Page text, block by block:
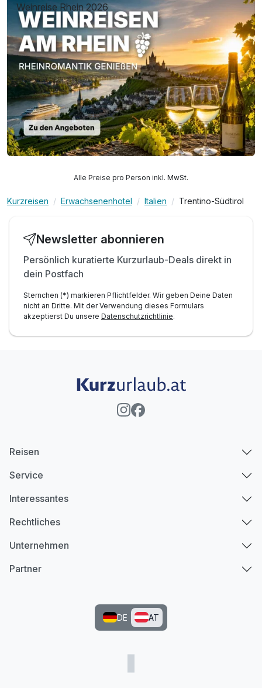
Weinreise Rhein 2026
Alle Preise pro Person inkl. MwSt.
Kurzreisen Erwachsenenhotel Italien Trentino-Südtirol
Newsletter abonnieren
Persönlich kuratierte Kurzurlaub-Deals direkt in
dein Postfach
Sternchen (*) markieren Pflichtfelder. Wir geben Deine Daten
nicht an Dritte. Mit der Verwendung dieses Formulars
akzeptierst Du unsere Datenschutzrichtlinie.
Reisen
Service
Interessantes
Rechtliches
Unternehmen
Partner
DE AT